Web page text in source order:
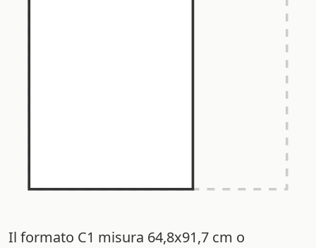
Il formato C1 misura 64,8x91,7 cm o